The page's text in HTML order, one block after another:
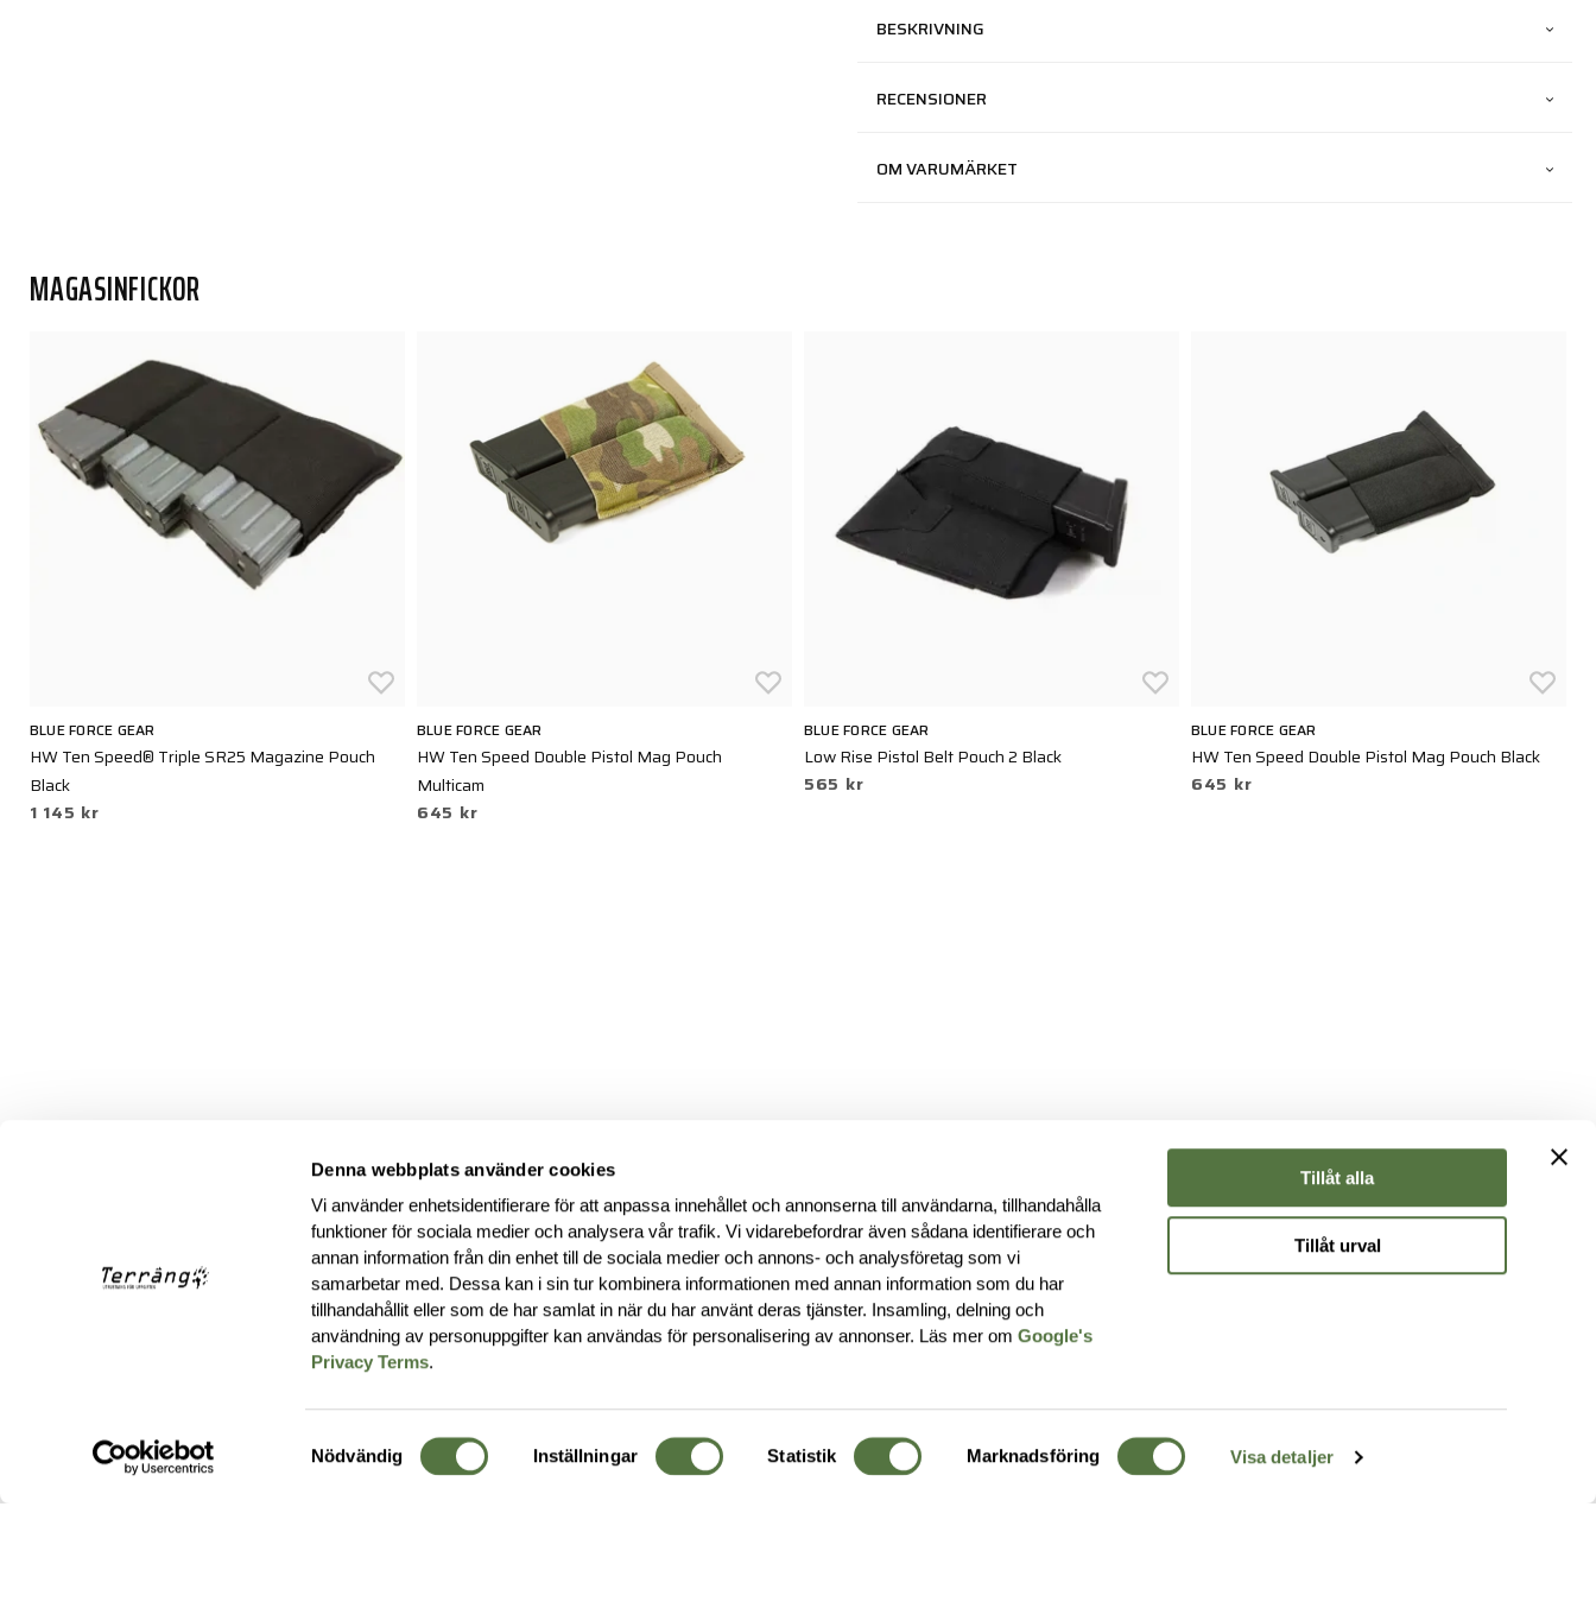
Denna webbplats använder cookies
Vi använder enhetsidentifierare för att anpassa innehållet och annonserna till användarna, tillhandahålla
funktioner för sociala medier och analysera vår trafik. Vi vidarebefordrar även sådana identifierare och
annan information från din enhet till de sociala medier och annons- och analysföretag som vi
samarbetar med. Dessa kan i sin tur kombinera informationen med annan information som du har
tillhandahållit eller som de har samlat in när du har använt deras tjänster. Insamling, delning och
användning av personuppgifter kan användas för personalisering av annonser. Läs mer omGoogle's
Privacy Terms.
Samtyckesval
Nödvändig Inställningar Statistik Marknadsföring Visa detaljer
Tillåt alla
Tillåt urval
BESKRIVNING
RECENSIONER
OM VARUMÄRKET
MAGASINFICKOR
BLUE FORCE GEAR
HW Ten Speed® Triple SR25 Magazine Pouch
Black
1 145 kr
BLUE FORCE GEAR
HW Ten Speed Double Pistol Mag Pouch
Multicam
645 kr
BLUE FORCE GEAR
Low Rise Pistol Belt Pouch 2 Black
565 kr
BLUE FORCE GEAR
HW Ten Speed Double Pistol Mag Pouch Black
645 kr